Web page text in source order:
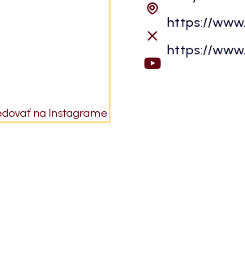
na Instagrame
https://
https://